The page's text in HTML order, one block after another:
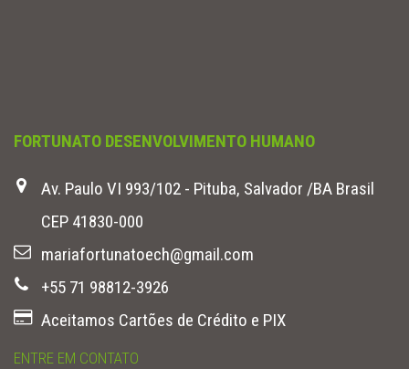
FORTUNATO DESENVOLVIMENTO HUMANO
Av. Paulo VI 993/102 - Pituba, Salvador /BA Brasil
CEP 41830-000
mariafortunatoech@gmail.com
+55 71 98812-3926
Aceitamos Cartões de Crédito e PIX
ENTRE EM CONTATO